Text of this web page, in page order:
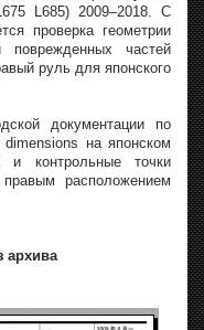
L685) 2009–2018. С
проверка геометрии
частей
руль для японского
документации по
на японском
и контрольные точки
расположением
архива